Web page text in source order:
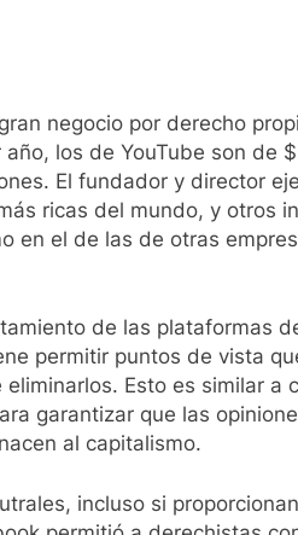
negocio por derecho
los de YouTube son de
El fundador y director
ricas del mundo, y otros
en el de las de otras
de las plataformas
permitir puntos de vista
Esto es similar a
garantizar que las
al capitalismo.
incluso si